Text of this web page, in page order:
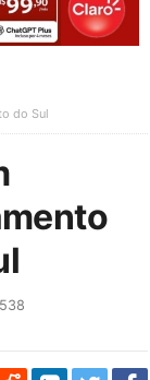
do Sul
538